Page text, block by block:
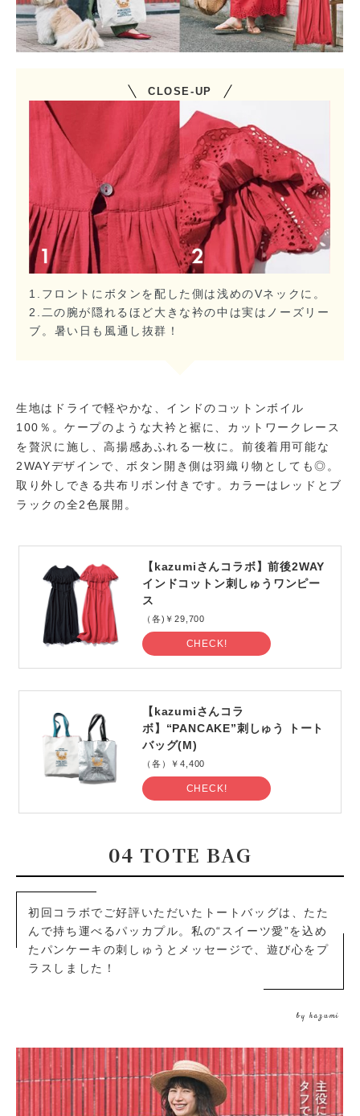
CLOSE-UP
1.フロントにボタンを配した側は浅めのVネックに。
2.二の腕が隠れるほど大きな衿の中は実はノーズリー
ブ。暑い日も風通し抜群！
生地はドライで軽やかな、インドのコットンボイル
100％。ケープのような大衿と裾に、カットワークレース
を贅沢に施し、高揚感あふれる一枚に。前後着用可能な
2WAYデザインで、ボタン開き側は羽織り物としても◎。
取り外しできる共布リボン付きです。カラーはレッドとブ
ラックの全2色展開。
【kazumiさんコラボ】前後2WAY
インドコットン刺しゅうワンピー
ス
（各)￥29,700
CHECK!
【kazumiさんコラ
ボ】“PANCAKE”刺しゅう トート
バッグ(M)
（各）￥4,400
CHECK!
04 TOTE BAG
初回コラボでご好評いただいたトートバッグは、たた
んで持ち運べるパッカプル。私の“スイーツ愛”を込め
たパンケーキの刺しゅうとメッセージで、遊び心をプ
ラスしました！
by kazumi